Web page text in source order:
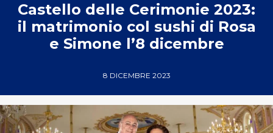
Castello delle Cerimonie 2023:
il matrimonio col sushi di Rosa
e Simone l’8 dicembre
8 DICEMBRE 2023